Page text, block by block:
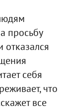
просьбу
себя
что
все